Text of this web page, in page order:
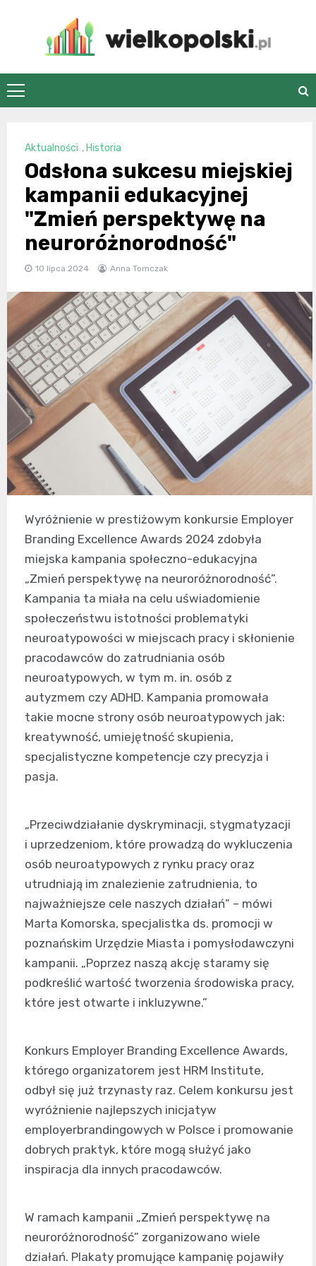
wielkopolski.pl
Aktualności , Historia
Odsłona sukcesu miejskiej
kampanii edukacyjnej
"Zmień perspektywę na
neuroróżnorodność"
10 lipca 2024 Anna Tomczak
Wyróżnienie w prestiżowym konkursie Employer
Branding Excellence Awards 2024 zdobyła
miejska kampania społeczno-edukacyjna
„Zmień perspektywę na neuroróżnorodność”.
Kampania ta miała na celu uświadomienie
społeczeństwu istotności problematyki
neuroatypowości w miejscach pracy i skłonienie
pracodawców do zatrudniania osób
neuroatypowych, w tym m. in. osób z
autyzmem czy ADHD. Kampania promowała
takie mocne strony osób neuroatypowych jak:
kreatywność, umiejętność skupienia,
specjalistyczne kompetencje czy precyzja i
pasja.
„Przeciwdziałanie dyskryminacji, stygmatyzacji
i uprzedzeniom, które prowadzą do wykluczenia
osób neuroatypowych z rynku pracy oraz
utrudniają im znalezienie zatrudnienia, to
najważniejsze cele naszych działań” – mówi
Marta Komorska, specjalistka ds. promocji w
poznańskim Urzędzie Miasta i pomysłodawczyni
kampanii. „Poprzez naszą akcję staramy się
podkreślić wartość tworzenia środowiska pracy,
które jest otwarte i inkluzywne.”
Konkurs Employer Branding Excellence Awards,
którego organizatorem jest HRM Institute,
odbył się już trzynasty raz. Celem konkursu jest
wyróżnienie najlepszych inicjatyw
employerbrandingowych w Polsce i promowanie
dobrych praktyk, które mogą służyć jako
inspiracja dla innych pracodawców.
W ramach kampanii „Zmień perspektywę na
neuroróżnorodność” zorganizowano wiele
działań. Plakaty promujące kampanię pojawiły